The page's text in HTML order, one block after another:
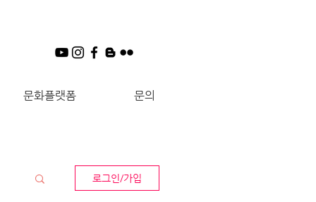
문화플랫폼 문의
로그인/가입